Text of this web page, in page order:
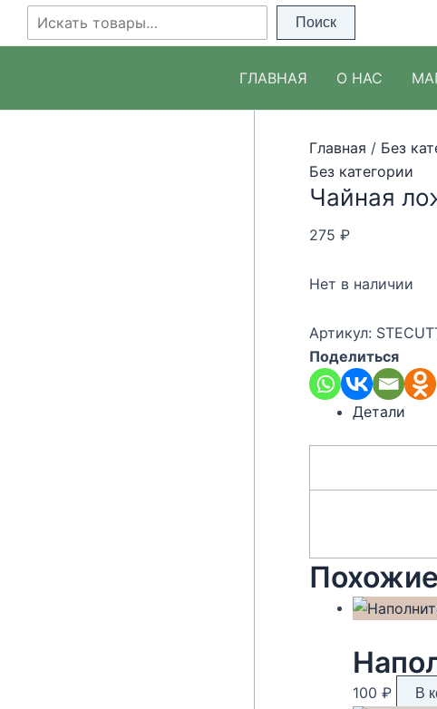
Перейти
Поиск Поиск
ГЛАВНАЯ О НАС
Главная / Без
Без категории
Чайная
275 ₽
Нет в наличии
Артикул:
Поделиться
Детали
Похожие
100 ₽ В